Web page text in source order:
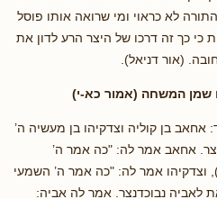
לא כראוי ומי שרואה אותו פוסל
כי כך זה דרכו של היצר הרע לדון את
(אור דניאל).
שמן המשחה (אמור כא-י)
אחאב בן קוליה וצדקיהו בן מעשיה ה’
אחאב אמר לה: "כה אמר ה’
וצדקיהו אמר לה: "כה אמר ה’ השמעי
לאביה נבוכדנצר. אמר לה אביה: